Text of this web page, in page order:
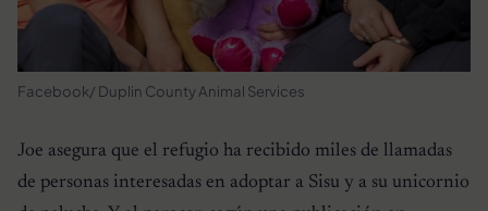
Facebook/ Duplin County Animal Services
Joe asegura que el refugio ha recibido miles de llamadas
de personas interesadas en adoptar a Sisu y a su unicornio